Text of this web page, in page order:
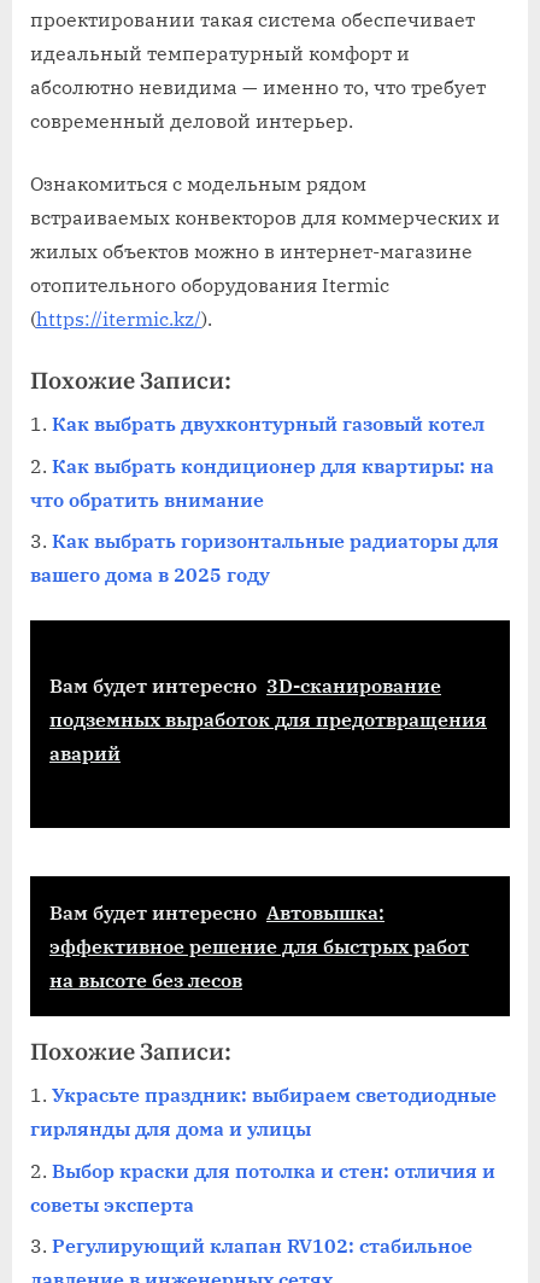
проектировании такая система обеспечивает
идеальный температурный комфорт и
абсолютно невидима — именно то, что требует
современный деловой интерьер.
Ознакомиться с модельным рядом
встраиваемых конвекторов для коммерческих и
жилых объектов можно в интернет-магазине
отопительного оборудования Itermic
(https://itermic.kz/).
Похожие Записи:
Как выбрать двухконтурный газовый котел
Как выбрать кондиционер для квартиры: на
что обратить внимание
Как выбрать горизонтальные радиаторы для
вашего дома в 2025 году
Вам будет интересно 3D-сканирование
подземных выработок для предотвращения
аварий
Вам будет интересно Автовышка:
эффективное решение для быстрых работ
на высоте без лесов
Похожие Записи:
Украсьте праздник: выбираем светодиодные
гирлянды для дома и улицы
Выбор краски для потолка и стен: отличия и
советы эксперта
Регулирующий клапан RV102: стабильное